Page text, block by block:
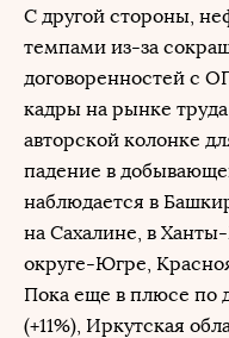
С другой стороны,
темпами из-за
договоренностей с
кадры на рынке
авторской колонке
падение в
наблюдается в
на Сахалине, в
округе-Югре,
Пока еще в плюсе по
(+11%), Иркутская